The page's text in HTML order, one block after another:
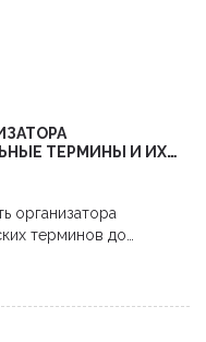
ТЕРМИНЫ И ИХ
организатора
терминов до